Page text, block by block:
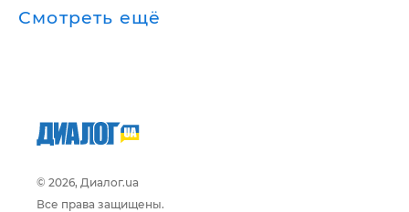
Смотреть ещё
© 2026, Диалог.ua
Все права защищены.